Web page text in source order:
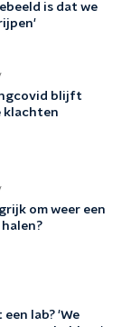
is dat we
blijft
klachten
om weer een
lab? 'We